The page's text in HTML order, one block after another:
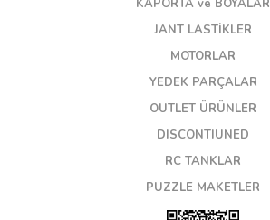
KAPORTA ve BOYALAR
JANT LASTİKLER
MOTORLAR
YEDEK PARÇALAR
OUTLET ÜRÜNLER
DISCONTIUNED
RC TANKLAR
PUZZLE MAKETLER